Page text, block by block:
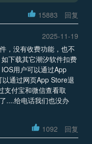
15883 回复
2025-11-19
，没有收费功能，也不
下载其它潮汐软件扣费
用户可以通过App
通过网页App Store退
支付宝和微信查看取
....给电话我们也没办
1092 回复